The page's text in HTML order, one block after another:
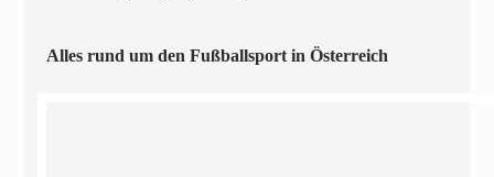
Alles rund um den Fußballsport in Österreich